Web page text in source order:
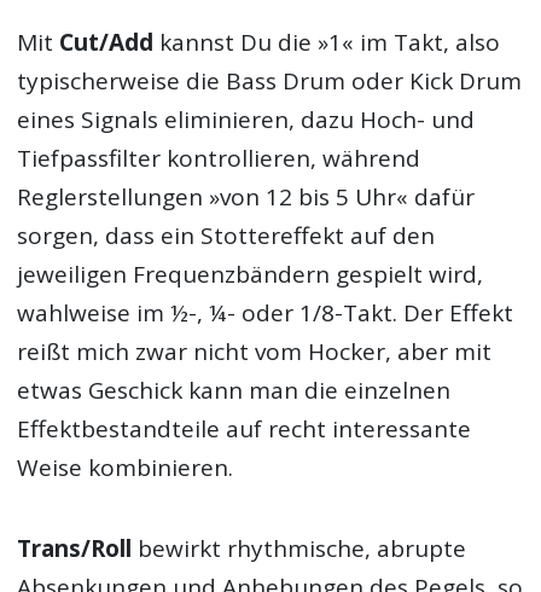
Mit Cut/Add kannst Du die »1« im Takt, also
typischerweise die Bass Drum oder Kick Drum
eines Signals eliminieren, dazu Hoch- und
Tiefpassfilter kontrollieren, während
Reglerstellungen »von 12 bis 5 Uhr« dafür
sorgen, dass ein Stottereffekt auf den
jeweiligen Frequenzbändern gespielt wird,
wahlweise im ½-, ¼- oder 1/8-Takt. Der Effekt
reißt mich zwar nicht vom Hocker, aber mit
etwas Geschick kann man die einzelnen
Effektbestandteile auf recht interessante
Weise kombinieren.
Trans/Roll bewirkt rhythmische, abrupte